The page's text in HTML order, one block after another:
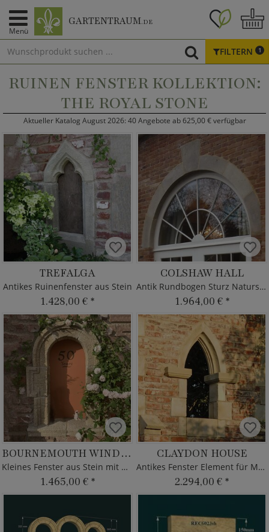
Menü
GARTENTRAUM.DE
FILTERN 1
RUINEN FENSTER KOLLEKTION:
THE ROYAL STONE
Aktueller Katalog August 2026: 40 Angebote ab 625,00 € verfügbar
TREFALGA
Antikes Ruinenfenster aus Stein
1.428,00 € *
COLSHAW HALL
Antik Rundbogen Sturz Naturstein
1.964,00 € *
BOURNEMOUTH WINDOW
Kleines Fenster aus Stein mit Bogen
1.465,00 € *
CLAYDON HOUSE
Antikes Fenster Element für Mauerruine
2.294,00 € *